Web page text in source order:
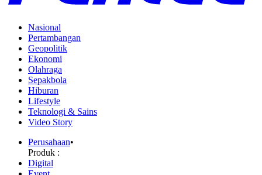
Nasional
Pertambangan
Geopolitik
Ekonomi
Olahraga
Sepakbola
Hiburan
Lifestyle
Teknologi & Sains
Video Story
Perusahaan•
Produk :
Digital